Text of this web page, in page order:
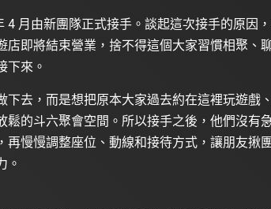
4 月由新團隊正式接手。談起這次接手的原因
店即將結束營業，捨不得這個大家習慣相聚、
下來。
下去，而是想把原本大家過去約在這裡玩遊戲
鬆的斗六聚會空間。所以接手之後，他們沒有
再慢慢調整座位、動線和接待方式，讓朋友揪
。